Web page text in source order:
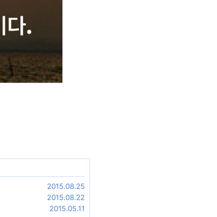
2015.08.25
2015.08.22
2015.05.11